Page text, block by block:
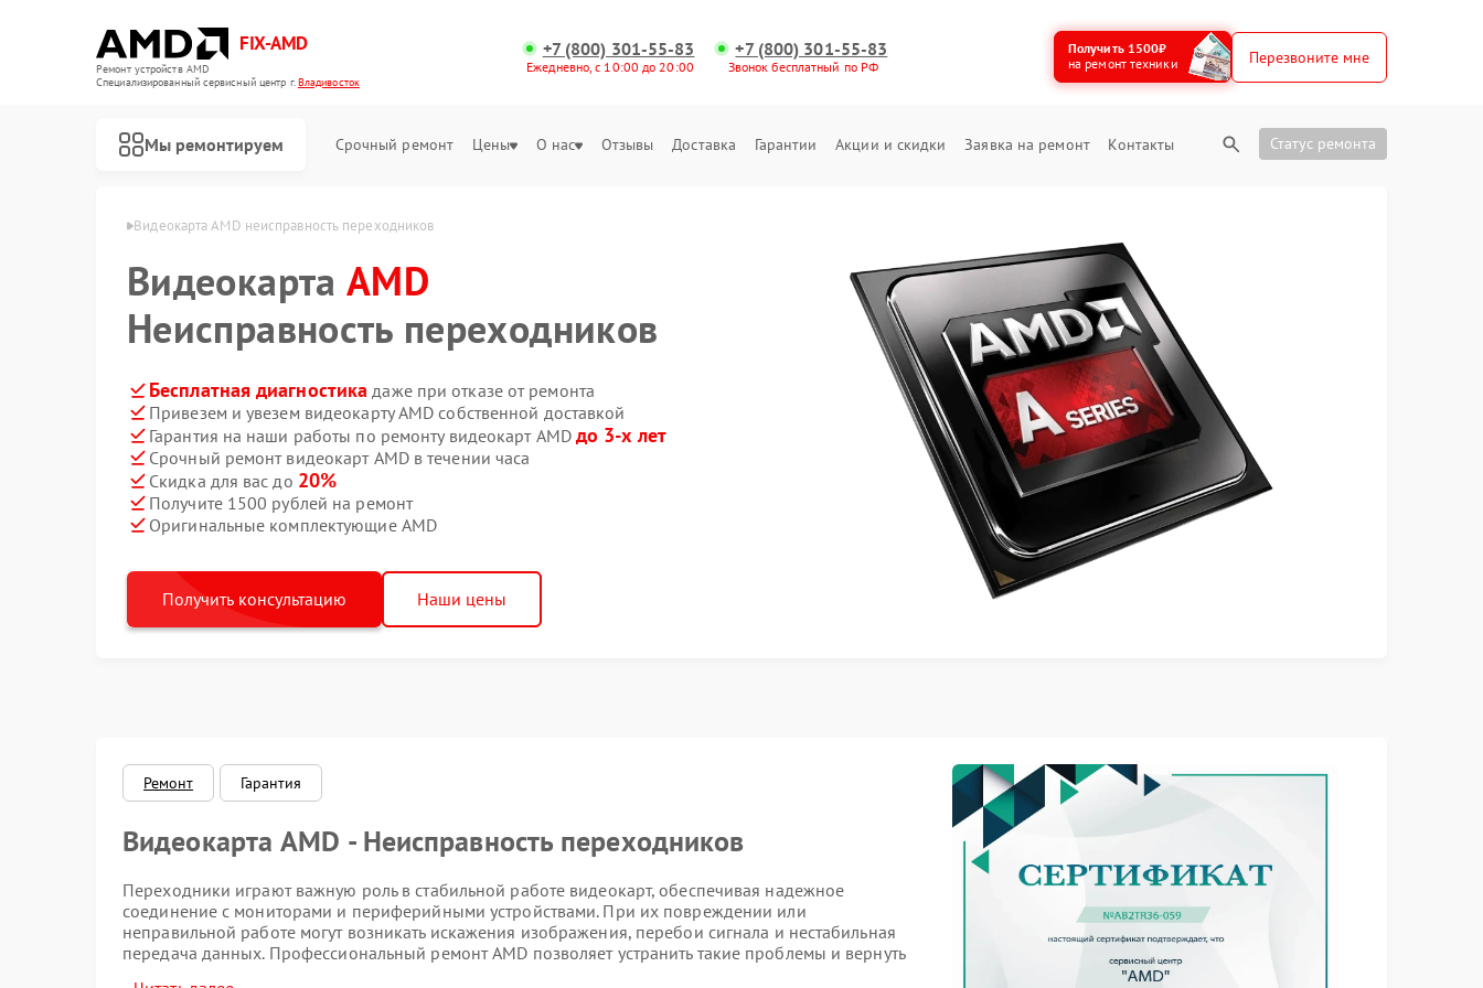
FIX-AMD
Ремонт устройств AMD
Специализированный cервисный центр г.Владивосток
+7 (800) 301-55-83
Ежедневно, с 10:00 до 20:00
+7 (800) 301-55-83
Звонок бесплатный по РФ
Получить 1500₽
на ремонт техники
Перезвоните мне
Мы ремонтируем Срочный ремонт Цены О нас Отзывы Доставка Гарантии Акции и скидки Заявка на ремонт Контакты Статус ремонта
в Владивостоке Видеокарта AMD неисправность переходников
Видеокарта AMD
Неисправность переходников
Бесплатная диагностика даже при отказе от ремонта
Привезем и увезем видеокарту AMD собственной доставкой
Гарантия на наши работы по ремонту видеокарт AMD до 3-х лет
Срочный ремонт видеокарт AMD в течении часа
Скидка для вас до 20%
Получите 1500 рублей на ремонт
Оригинальные комплектующие AMD
Получить консультацию Наши цены
Ремонт Гарантия
Видеокарта AMD - Неисправность переходников
Переходники играют важную роль в стабильной работе видеокарт, обеспечивая надежное
соединение с мониторами и периферийными устройствами. При их повреждении или
неправильной работе могут возникать искажения изображения, перебои сигнала и нестабильная
передача данных. Профессиональный ремонт AMD позволяет устранить такие проблемы и вернуть